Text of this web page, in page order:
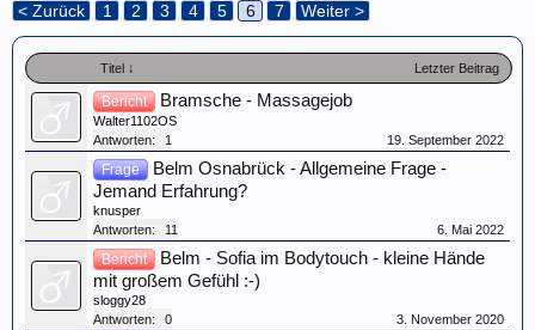
< Zurück
1 2 3 4 5 6 7 Weiter >
Titel ↓ Letzter Beitrag
Bericht Bramsche - Massagejob
Walter1102OS
Antworten:
1 19. September 2022
Frage
Belm Osnabrück - Allgemeine Frage -
Jemand Erfahrung?
knusper
Antworten:
11 6. Mai 2022
Bericht
Belm - Sofia im Bodytouch - kleine Hände
mit großem Gefühl :-)
sloggy28
Antworten:
0 3. November 2020